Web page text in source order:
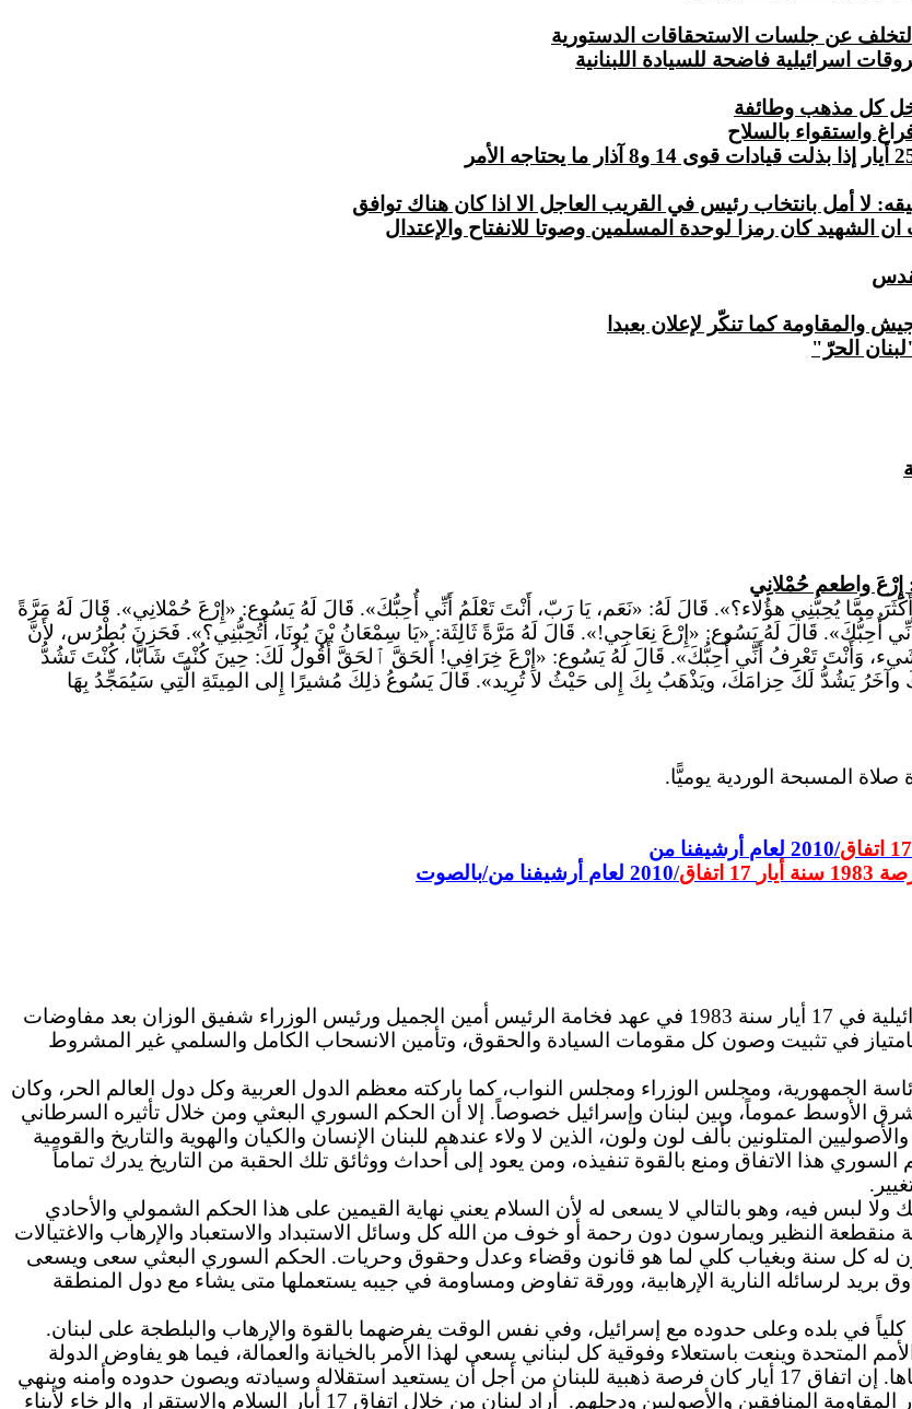
عن جلسات الاستحقاقات الدستورية
كل مذهب وطائفة
واستقواء بالسلاح
لا أمل بانتخاب رئيس في القريب العاجل الا اذا كان هناك توافق
الشهيد كان رمزا لوحدة المسلمين وصوتا للانفتاح والإعتدال
والمقاومة كما تنكّر لإعلان بعبدا
الحرّ"
واطعم حُمْلانِي
مِمَّا يُحِبُّنِي هؤُلاء؟». قَالَ لَهُ: «نَعَم، يَا رَبّ، أَنْتَ تَعْلَمُ أَنِّي أُحِبُّكَ». قَالَ لَهُ يَسُوع: «إِرْعَ حُمْلانِي». قَالَ لَهُ مَرَّةً
أُحِبُّكَ». قَالَ لَهُ يَسُوع: «إِرْعَ نِعَاجِي!». قَالَ لَهُ مَرَّةً ثَالِثَة: «يَا سِمْعَانُ بْنَ يُونَا، أَتُحِبُّنِي؟». فَحَزِنَ بُطْرُس، لأَنَّ
وَأَنْتَ تَعْرِفُ أَنِّي أُحِبُّكَ». قَالَ لَهُ يَسُوع: «إِرْعَ خِرَافِي! أَلحَقَّ ٱلحَقَّ أَقُولُ لَكَ: حِينَ كُنْتَ شَابًّا، كُنْتَ تَشُدُّ
يَشُدُّ لَكَ حِزامَكَ، ويَذْهَبُ بِكَ إِلى حَيْثُ لا تُرِيد». قَالَ يَسُوعُ ذلِكَ مُشيرًا إِلى المِيتَةِ الَّتِي سَيُمَجِّدُ بِهَا
المسبحة الوردية يوميًّا.
من أرشيفنا لعام 2010/اتفاق 17
بالصوت/من أرشيفنا لعام 2010/اتفاق 17 أيار سنة 1983
يتذكر لبنان اليوم اتفاق 17 أيار الذي وقعته الدولتان اللبنانية والإسرائيلية في 17 أيار سنة 1983 في عهد فخامة الرئيس أمين الجميل ورئيس الوزراء شفيق الوزان بعد مفاوضات
في تثبيت وصون كل مقومات السيادة والحقوق، وتأمين الانسحاب الكامل والسلمي غير المشروط
الجمهورية، ومجلس الوزراء ومجلس النواب، كما باركته معظم الدول العربية وكل دول العالم الحر، وكان
الأوسط عموماً، وبين لبنان وإسرائيل خصوصاً. إلا أن الحكم السوري البعثي ومن خلال تأثيره السرطاني
المتلونين بألف لون ولون، الذين لا ولاء عندهم للبنان الإنسان والكيان والهوية والتاريخ والقومية
هذا الاتفاق ومنع بالقوة تنفيذه، ومن يعود إلى أحداث ووثائق تلك الحقبة من التاريخ يدرك تماماً
ولا لبس فيه، وهو بالتالي لا يسعى له لأن السلام يعني نهاية القيمين على هذا الحكم الشمولي والأحادي
بالحديد والنار وبوحشية منقطعة النظير ويمارسون دون رحمة أو خوف من الله كل وسائل الاستبداد والاستعباد والإرهاب والاغتيالات
له كل سنة وبغياب كلي لما هو قانون وقضاء وعدل وحقوق وحريات. الحكم السوري البعثي سعى ويسعى
بريد لرسائله النارية الإرهابية، وورقة تفاوض ومساومة في جيبه يستعملها متى يشاء مع دول المنطقة
كلياً في بلده وعلى حدوده مع إسرائيل، وفي نفس الوقت يفرضهما بالقوة والإرهاب والبلطجة على لبنان.
المتحدة وينعت باستعلاء وفوقية كل لبناني يسعى لهذا الأمر بالخيانة والعمالة، فيما هو يفاوض الدولة
العبرية باستمرار علنية وبالسر، مباشرة ومواربة ويخطب ودها ورضاها. إن اتفاق 17 أيار كان فرصة ذهبية للبنان من أجل أن يستعيد استقلاله وسيادته ويصون حدوده وأمنه وينهي
المنافقين والأصوليين ودجلهم.
أراد
لبنان من خلال اتفاق 17 أيار السلام والاستقرار والرخاء لأبناء